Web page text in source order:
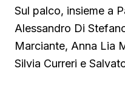
Sul palco, insieme a
Alessandro Di
Marciante, Anna Lia
Silvia Curreri e